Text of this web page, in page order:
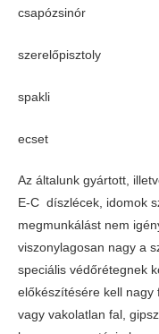
csapózsinór
szerelőpisztoly
spakli
ecset
Az általunk gyártott,
E-C díszlécek, idomok
megmunkálást nem
viszonylagosan nagy a
speciális védőrétegnek
előkészítésére kell nagy
vagy vakolatlan fal,